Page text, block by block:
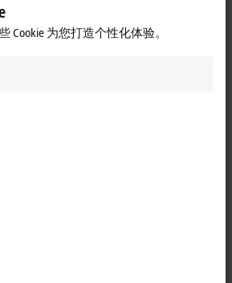
Cookie 为您打造个性化体验。